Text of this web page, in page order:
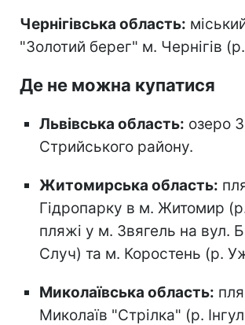
Чернігівська область:
"Золотий берег" м. Чернігів
Де не можна купатися
Львівська область: озеро
Стрийського району.
Житомирська область:
Гідропарку в м. Житомир
пляжі у м. Звягель на вул.
Случ) та м. Коростень (р.
Миколаївська область:
Миколаїв "Стрілка" (р.